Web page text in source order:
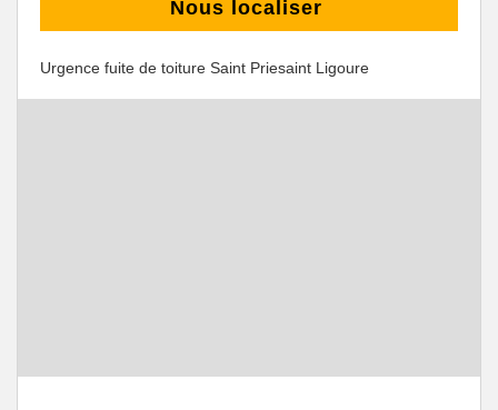
Nous localiser
Urgence fuite de toiture Saint Priesaint Ligoure